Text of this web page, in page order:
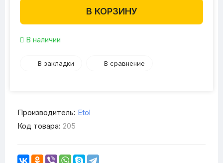
В КОРЗИНУ
В наличии
В закладки В сравнение
Производитель: Etol
Код товара: 205